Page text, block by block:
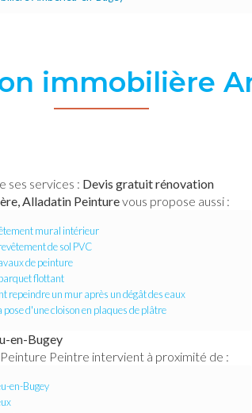
immobilière
ses services : Devis gratuit rénovation
Alladatin Peinturevous propose aussi :
mural intérieur
de sol PVC
de peinture
flottant
repeindre un mur après un dégât des eaux
pose d'une cloison en plaques de plâtre
en-Bugey
Peintre intervient à proximité de :
en-Bugey